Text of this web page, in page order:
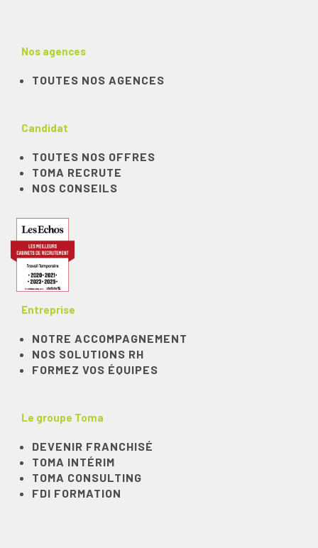
Nos agences
TOUTES NOS AGENCES
Candidat
TOUTES NOS OFFRES
TOMA RECRUTE
NOS CONSEILS
Entreprise
NOTRE ACCOMPAGNEMENT
NOS SOLUTIONS RH
FORMEZ VOS ÉQUIPES
Le groupe Toma
DEVENIR FRANCHISÉ
TOMA INTÉRIM
TOMA CONSULTING
FDI FORMATION